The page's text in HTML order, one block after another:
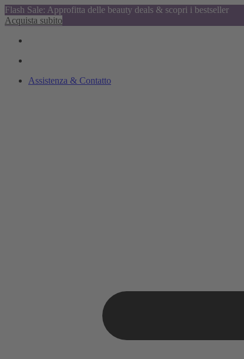
Flash Sale: Approfitta delle beauty deals & scopri i bestseller
Acquista subito
Assistenza & Contatto